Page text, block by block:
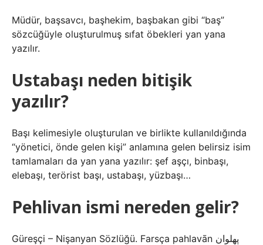
Müdür, başsavcı, başhekim, başbakan gibi “baş”
sözcüğüyle oluşturulmuş sıfat öbekleri yan yana
yazılır.
Ustabaşı neden bitişik
yazılır?
Başı kelimesiyle oluşturulan ve birlikte kullanıldığında
“yönetici, önde gelen kişi” anlamına gelen belirsiz isim
tamlamaları da yan yana yazılır: şef aşçı, binbaşı,
elebaşı, terörist başı, ustabaşı, yüzbaşı…
Pehlivan ismi nereden gelir?
Güreşçi – Nişanyan Sözlüğü. Farsça pahlavān پهلوان